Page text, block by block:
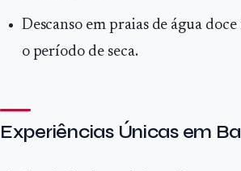
Descanso em praias de água
o período de seca.
Experiências Únicas em